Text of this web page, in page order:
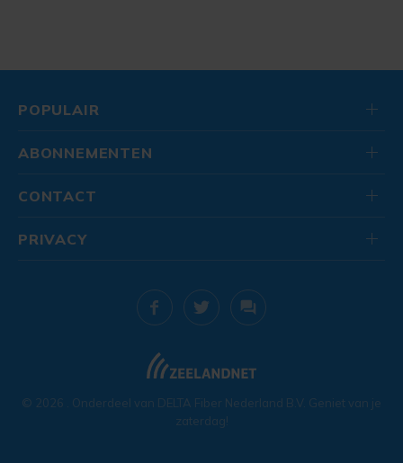
POPULAIR
ABONNEMENTEN
CONTACT
© 2026 . Onderdeel van DELTA Fiber Nederland B.V. Geniet van je
zaterdag!
PRIVACY